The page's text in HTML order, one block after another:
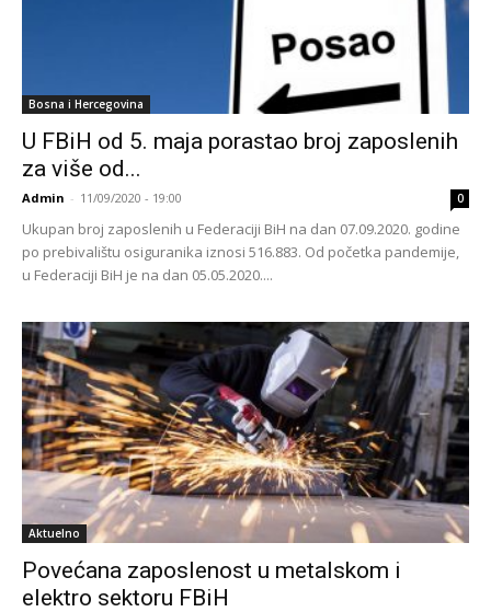
Bosna i Hercegovina
U FBiH od 5. maja porastao broj zaposlenih
za više od...
Admin - 11/09/2020 - 19:00 0
Ukupan broj zaposlenih u Federaciji BiH na dan 07.09.2020. godine
po prebivalištu osiguranika iznosi 516.883. Od početka pandemije,
u Federaciji BiH je na dan 05.05.2020....
Aktuelno
Povećana zaposlenost u metalskom i
elektro sektoru FBiH